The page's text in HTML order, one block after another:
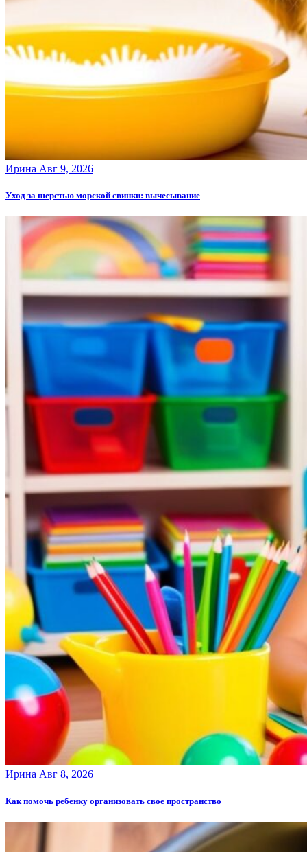
Ирина Авг 9, 2026
Уход за шерстью морской свинки: вычесывание
Ирина Авг 8, 2026
Как помочь ребенку организовать свое пространство